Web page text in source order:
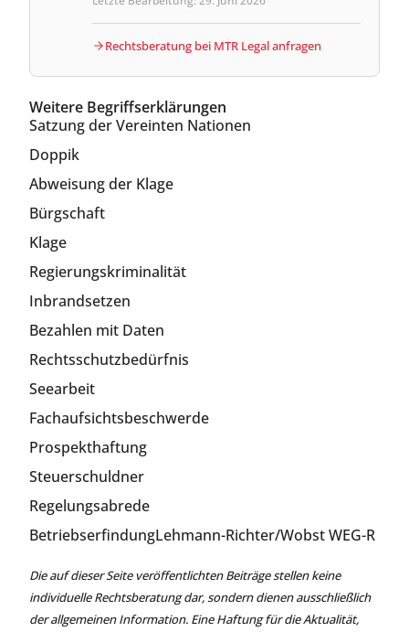
Rechtsberatung bei MTR Legal anfragen
Weitere Begriffserklärungen
Satzung der Vereinten Nationen
Doppik
Abweisung der Klage
Bürgschaft
Klage
Regierungskriminalität
Inbrandsetzen
Bezahlen mit Daten
Rechtsschutzbedürfnis
Seearbeit
Fachaufsichtsbeschwerde
Prospekthaftung
Steuerschuldner
Regelungsabrede
BetriebserfindungLehmann-Richter/Wobst WEG-R
Die auf dieser Seite veröffentlichten Beiträge stellen keine
individuelle Rechtsberatung dar, sondern dienen ausschließlich
der allgemeinen Information. Eine Haftung für die Aktualität,